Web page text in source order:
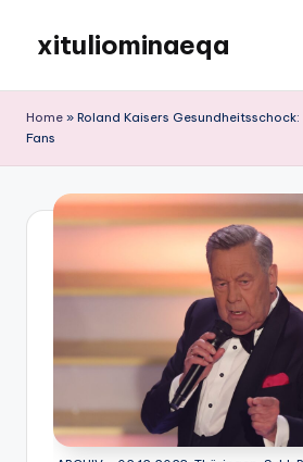
content
xituliominaeqa
Home » Roland Kaisers
Fans